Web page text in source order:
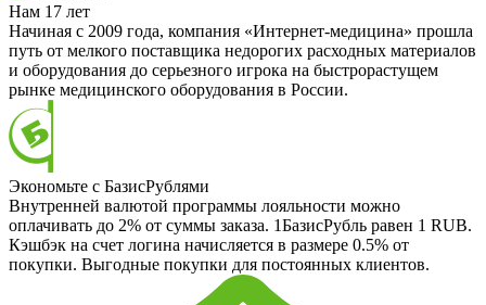
Нам 17 лет
Начиная с 2009 года, компания «Интернет-медицина» прошла
путь от мелкого поставщика недорогих расходных материалов
и оборудования до серьезного игрока на быстрорастущем
рынке медицинского оборудования в России.
Экономьте с БазисРублями
Внутренней валютой программы лояльности можно
оплачивать до 2% от суммы заказа. 1БазисРубль равен 1 RUB.
Кэшбэк на счет логина начисляется в размере 0.5% от
покупки. Выгодные покупки для постоянных клиентов.